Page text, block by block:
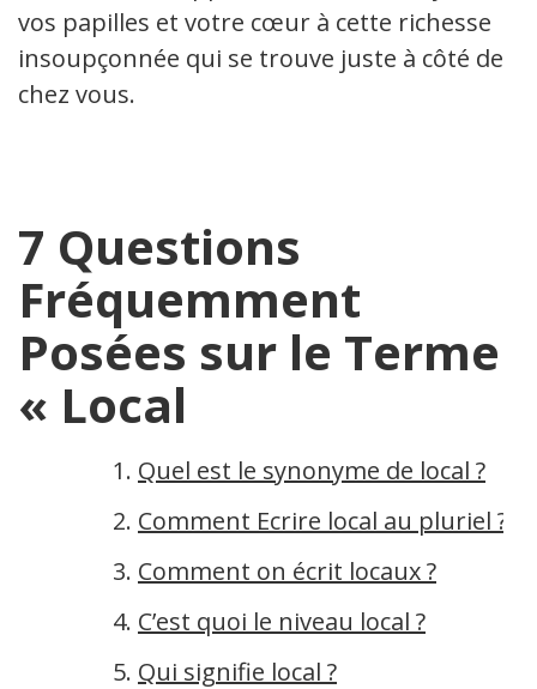
vos papilles et votre cœur à cette richesse
insoupçonnée qui se trouve juste à côté de
chez vous.
7 Questions
Fréquemment
Posées sur le Terme
« Local
Quel est le synonyme de local ?
Comment Ecrire local au pluriel ?
Comment on écrit locaux ?
C’est quoi le niveau local ?
Qui signifie local ?